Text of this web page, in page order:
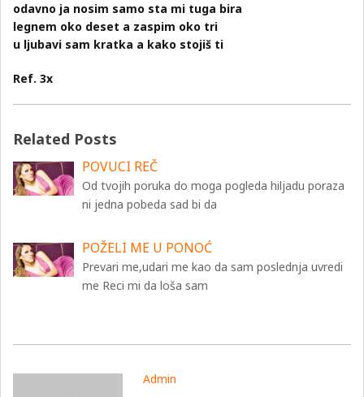
odavno ja nosim samo sta mi tuga bira
legnem oko deset a zaspim oko tri
u ljubavi sam kratka a kako stojiš ti
Ref. 3x
Related Posts
POVUCI REČ
Od tvojih poruka do moga pogleda hiljadu poraza
ni jedna pobeda sad bi da
POŽELI ME U PONOĆ
Prevari me,udari me kao da sam poslednja uvredi
me Reci mi da loša sam
Admin